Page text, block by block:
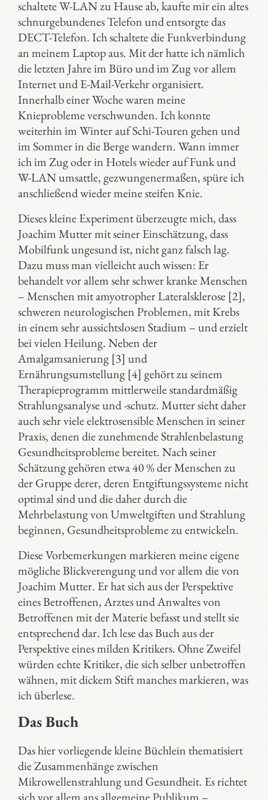
schaltete W-LAN zu Hause ab, kaufte mir ein altes
schnurgebundenes Telefon und entsorgte das
DECT-Telefon. Ich schaltete die Funkverbindung
an meinem Laptop aus. Mit der hatte ich nämlich
die letzten Jahre im Büro und im Zug vor allem
Internet und E-Mail-Verkehr organisiert.
Innerhalb einer Woche waren meine
Knieprobleme verschwunden. Ich konnte
weiterhin im Winter auf Schi-Touren gehen und
im Sommer in die Berge wandern. Wann immer
ich im Zug oder in Hotels wieder auf Funk und
W-LAN umsattle, gezwungenermaßen, spüre ich
anschließend wieder meine steifen Knie.
Dieses kleine Experiment überzeugte mich, dass
Joachim Mutter mit seiner Einschätzung, dass
Mobilfunk ungesund ist, nicht ganz falsch lag.
Dazu muss man vielleicht auch wissen: Er
behandelt vor allem sehr schwer kranke Menschen
– Menschen mit amyotropher Lateralsklerose [2],
schweren neurologischen Problemen, mit Krebs
in einem sehr aussichtslosen Stadium – und erzielt
bei vielen Heilung. Neben der
Amalgamsanierung [3] und
Ernährungsumstellung [4] gehört zu seinem
Therapieprogramm mittlerweile standardmäßig
Strahlungsanalyse und -schutz. Mutter sieht daher
auch sehr viele elektrosensible Menschen in seiner
Praxis, denen die zunehmende Strahlenbelastung
Gesundheitsprobleme bereitet. Nach seiner
Schätzung gehören etwa 40 % der Menschen zu
der Gruppe derer, deren Entgiftungssysteme nicht
optimal sind und die daher durch die
Mehrbelastung von Umweltgiften und Strahlung
beginnen, Gesundheitsprobleme zu entwickeln.
Diese Vorbemerkungen markieren meine eigene
mögliche Blickverengung und vor allem die von
Joachim Mutter. Er hat sich aus der Perspektive
eines Betroffenen, Arztes und Anwaltes von
Betroffenen mit der Materie befasst und stellt sie
entsprechend dar. Ich lese das Buch aus der
Perspektive eines milden Kritikers. Ohne Zweifel
würden echte Kritiker, die sich selber unbetroffen
wähnen, mit dickem Stift manches markieren, was
ich überlese.
Das Buch
Das hier vorliegende kleine Büchlein thematisiert
die Zusammenhänge zwischen
Mikrowellenstrahlung und Gesundheit. Es richtet